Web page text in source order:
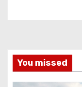
You missed